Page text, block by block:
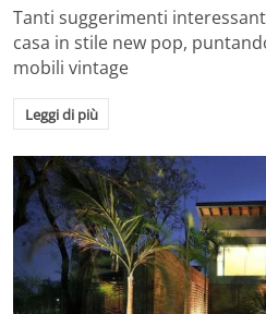
Tanti suggerimenti
casa in stile new pop,
mobili vintage
Leggi di più